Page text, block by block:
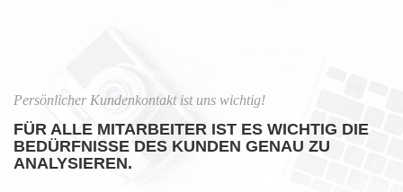
Persönlicher Kundenkontakt ist uns wichtig!
FÜR ALLE MITARBEITER IST ES WICHTIG DIE
BEDÜRFNISSE DES KUNDEN GENAU ZU
ANALYSIEREN.